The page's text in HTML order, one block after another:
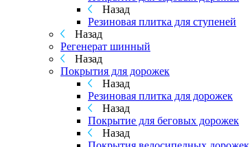
Назад
Резиновая плитка для ступеней
Назад
Регенерат шинный
Назад
Покрытия для дорожек
Назад
Резиновая плитка для дорожек
Назад
Покрытие для беговых дорожек
Назад